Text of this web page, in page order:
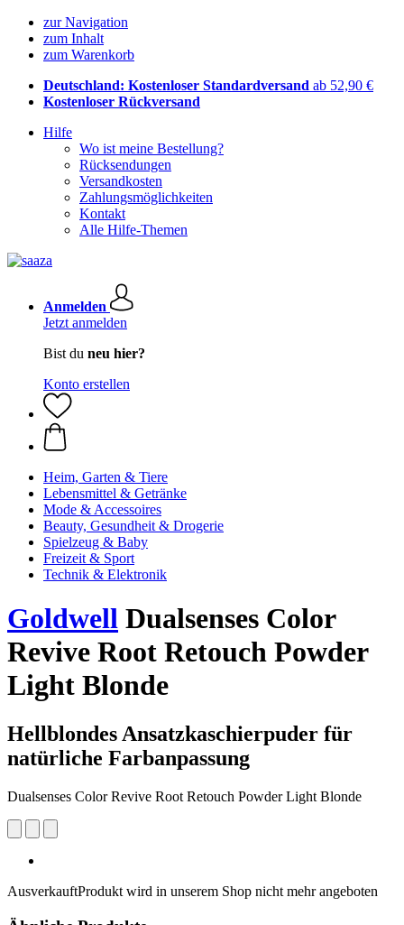
zur Navigation
zum Inhalt
zum Warenkorb
Deutschland: Kostenloser Standardversand ab 52,90 €
Kostenloser Rückversand
Hilfe
Wo ist meine Bestellung?
Rücksendungen
Versandkosten
Zahlungsmöglichkeiten
Kontakt
Alle Hilfe-Themen
Anmelden
Jetzt anmelden
Bist du neu hier?
Konto erstellen
Heim, Garten & Tiere
Lebensmittel & Getränke
Mode & Accessoires
Beauty, Gesundheit & Drogerie
Spielzeug & Baby
Freizeit & Sport
Technik & Elektronik
Goldwell Dualsenses Color
Revive Root Retouch Powder
Light Blonde
Hellblondes Ansatzkaschierpuder für
natürliche Farbanpassung
Dualsenses Color Revive Root Retouch Powder Light Blonde
AusverkauftProdukt wird in unserem Shop nicht mehr angeboten